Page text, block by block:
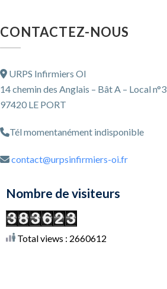
CONTACTEZ-NOUS
URPS Infirmiers OI
14 chemin des Anglais – Bât A – Local n°3
97420 LE PORT
Tél momentanément indisponible
contact@urpsinfirmiers-oi.fr
Nombre de visiteurs
Total views : 2660612